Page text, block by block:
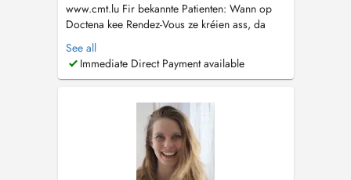
www.cmt.lu Fir bekannte Patienten: Wann op
Doctena kee Rendez-Vous ze kréien ass, da
rufft eis gären un. Pour patients connus: Si
vous ne trouvez pas de rendez-vous sur
Doctena, n'hésitez pas de nous appeler....
See all
Immediate Direct Payment available